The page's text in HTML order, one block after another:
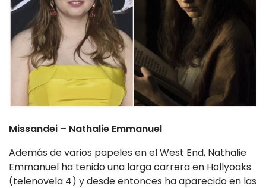
Missandei – Nathalie Emmanuel
Además de varios papeles en el West End, Nathalie
Emmanuel ha tenido una larga carrera en Hollyoaks
(telenovela 4) y desde entonces ha aparecido en las